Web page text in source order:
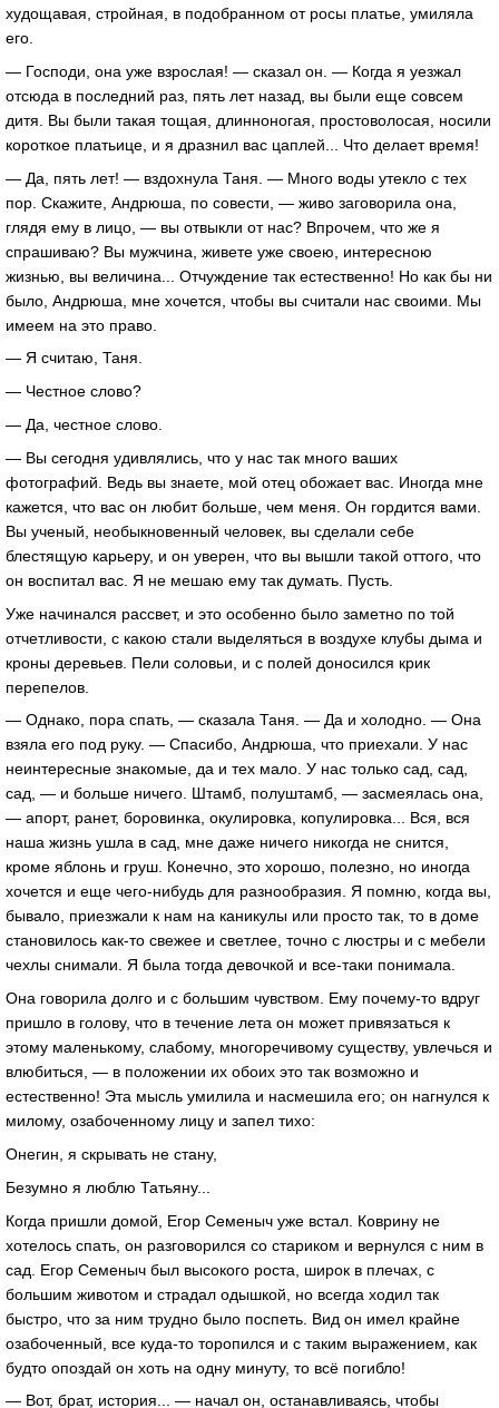
худощавая, стройная, в подобранном от росы платье, умиляла
его.
— Господи, она уже взрослая! — сказал он. — Когда я уезжал
отсюда в последний раз, пять лет назад, вы были еще совсем
дитя. Вы были такая тощая, длинноногая, простоволосая, носили
короткое платьице, и я дразнил вас цаплей... Что делает время!
— Да, пять лет! — вздохнула Таня. — Много воды утекло с тех
пор. Скажите, Андрюша, по совести, — живо заговорила она,
глядя ему в лицо, — вы отвыкли от нас? Впрочем, что же я
спрашиваю? Вы мужчина, живете уже своею, интересною
жизнью, вы величина... Отчуждение так естественно! Но как бы ни
было, Андрюша, мне хочется, чтобы вы считали нас своими. Мы
имеем на это право.
— Я считаю, Таня.
— Честное слово?
— Да, честное слово.
— Вы сегодня удивлялись, что у нас так много ваших
фотографий. Ведь вы знаете, мой отец обожает вас. Иногда мне
кажется, что вас он любит больше, чем меня. Он гордится вами.
Вы ученый, необыкновенный человек, вы сделали себе
блестящую карьеру, и он уверен, что вы вышли такой оттого, что
он воспитал вас. Я не мешаю ему так думать. Пусть.
Уже начинался рассвет, и это особенно было заметно по той
отчетливости, с какою стали выделяться в воздухе клубы дыма и
кроны деревьев. Пели соловьи, и с полей доносился крик
перепелов.
— Однако, пора спать, — сказала Таня. — Да и холодно. — Она
взяла его под руку. — Спасибо, Андрюша, что приехали. У нас
неинтересные знакомые, да и тех мало. У нас только сад, сад,
сад, — и больше ничего. Штамб, полуштамб, — засмеялась она,
— апорт, ранет, боровинка, окулировка, копулировка... Вся, вся
наша жизнь ушла в сад, мне даже ничего никогда не снится,
кроме яблонь и груш. Конечно, это хорошо, полезно, но иногда
хочется и еще чего-нибудь для разнообразия. Я помню, когда вы,
бывало, приезжали к нам на каникулы или просто так, то в доме
становилось как-то свежее и светлее, точно с люстры и с мебели
чехлы снимали. Я была тогда девочкой и все-таки понимала.
Она говорила долго и с большим чувством. Ему почему-то вдруг
пришло в голову, что в течение лета он может привязаться к
этому маленькому, слабому, многоречивому существу, увлечься и
влюбиться, — в положении их обоих это так возможно и
естественно! Эта мысль умилила и насмешила его; он нагнулся к
милому, озабоченному лицу и запел тихо:
Онегин, я скрывать не стану,
Безумно я люблю Татьяну...
Когда пришли домой, Егор Семеныч уже встал. Коврину не
хотелось спать, он разговорился со стариком и вернулся с ним в
сад. Егор Семеныч был высокого роста, широк в плечах, с
большим животом и страдал одышкой, но всегда ходил так
быстро, что за ним трудно было поспеть. Вид он имел крайне
озабоченный, все куда-то торопился и с таким выражением, как
будто опоздай он хоть на одну минуту, то всё погибло!
— Вот, брат, история... — начал он, останавливаясь, чтобы